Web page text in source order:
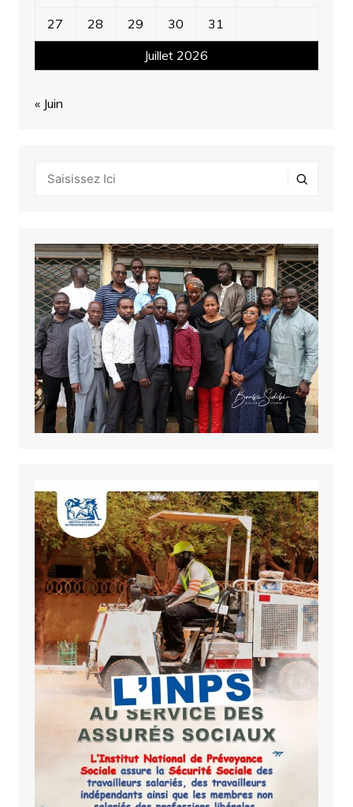
Juillet 2026
27 28 29 30 31
« Juin